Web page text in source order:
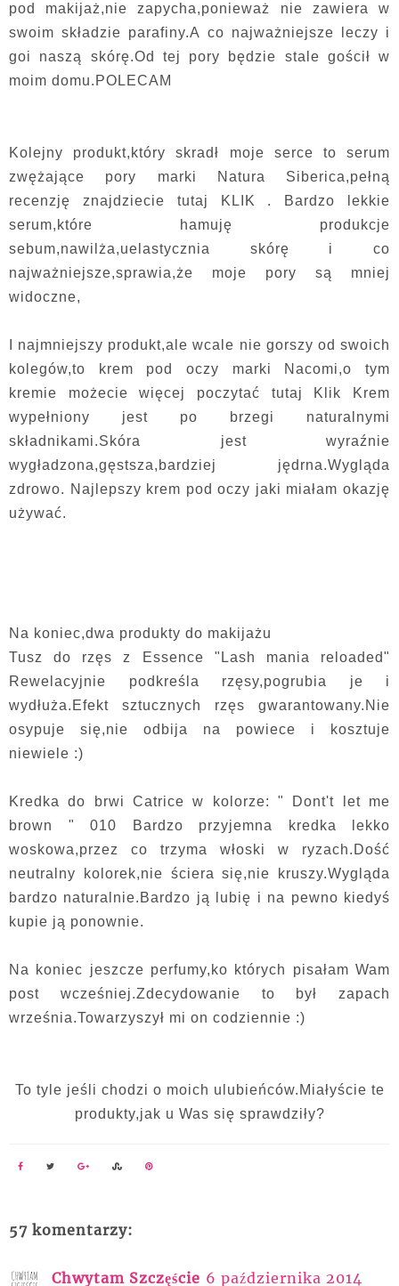
pod makijaż,nie zapycha,ponieważ nie zawiera w
swoim składzie parafiny.A co najważniejsze leczy i
goi naszą skórę.Od tej pory będzie stale gościł w
moim domu.POLECAM
Kolejny produkt,który skradł moje serce to serum
zwężające pory marki Natura Siberica,pełną
recenzję znajdziecie tutaj KLIK . Bardzo lekkie
serum,które hamuję produkcje
sebum,nawilża,uelastycznia skórę i co
najważniejsze,sprawia,że moje pory są mniej
widoczne,
I najmniejszy produkt,ale wcale nie gorszy od swoich
kolegów,to krem pod oczy marki Nacomi,o tym
kremie możecie więcej poczytać tutaj Klik Krem
wypełniony jest po brzegi naturalnymi
składnikami.Skóra jest wyraźnie
wygładzona,gęstsza,bardziej jędrna.Wygląda
zdrowo. Najlepszy krem pod oczy jaki miałam okazję
używać.
Na koniec,dwa produkty do makijażu
Tusz do rzęs z Essence "Lash mania reloaded"
Rewelacyjnie podkreśla rzęsy,pogrubia je i
wydłuża.Efekt sztucznych rzęs gwarantowany.Nie
osypuje się,nie odbija na powiece i kosztuje
niewiele :)
Kredka do brwi Catrice w kolorze: " Dont't let me
brown " 010 Bardzo przyjemna kredka lekko
woskowa,przez co trzyma włoski w ryzach.Dość
neutralny kolorek,nie ściera się,nie kruszy.Wygląda
bardzo naturalnie.Bardzo ją lubię i na pewno kiedyś
kupie ją ponownie.
Na koniec jeszcze perfumy,ko których pisałam Wam
post wcześniej.Zdecydowanie to był zapach
września.Towarzyszył mi on codziennie :)
To tyle jeśli chodzi o moich ulubieńców.Miałyście te
produkty,jak u Was się sprawdziły?
57 komentarzy:
Chwytam Szczęście 6 października 2014